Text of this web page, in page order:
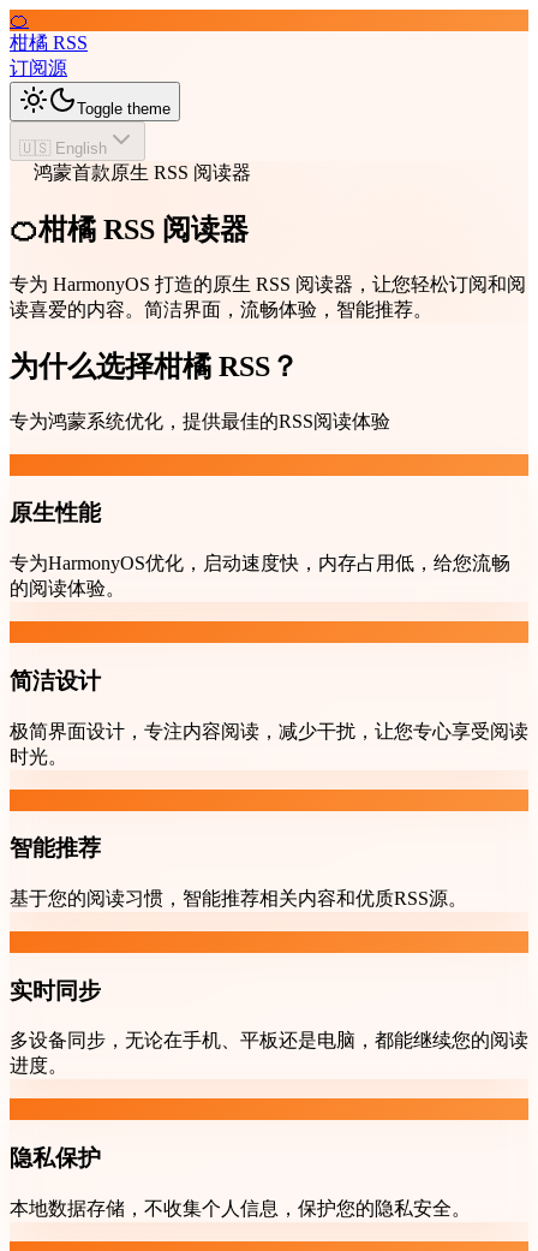
🍊
柑橘 RSS
订阅源
Toggle theme
🇺🇸 English
鸿蒙首款原生 RSS 阅读器
🍊柑橘 RSS 阅读器
专为 HarmonyOS 打造的原生 RSS 阅读器，让您轻松订阅和阅
读喜爱的内容。简洁界面，流畅体验，智能推荐。
为什么选择柑橘 RSS？
专为鸿蒙系统优化，提供最佳的RSS阅读体验
原生性能
专为HarmonyOS优化，启动速度快，内存占用低，给您流畅
的阅读体验。
简洁设计
极简界面设计，专注内容阅读，减少干扰，让您专心享受阅读
时光。
智能推荐
基于您的阅读习惯，智能推荐相关内容和优质RSS源。
实时同步
多设备同步，无论在手机、平板还是电脑，都能继续您的阅读
进度。
隐私保护
本地数据存储，不收集个人信息，保护您的隐私安全。